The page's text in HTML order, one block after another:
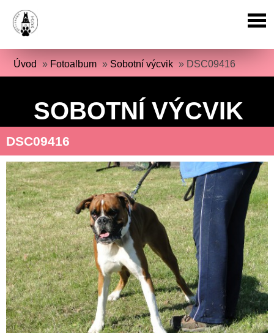
Úvod » Fotoalbum » Sobotní výcvik » DSC09416
SOBOTNÍ VÝCVIK
DSC09416